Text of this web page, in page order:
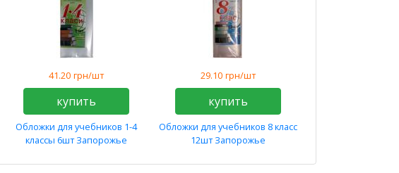
41.20 грн/шт
купить
Обложки для учебников 1-4
классы 6шт Запорожье
29.10 грн/шт
купить
Обложки для учебников 8 класс
12шт Запорожье